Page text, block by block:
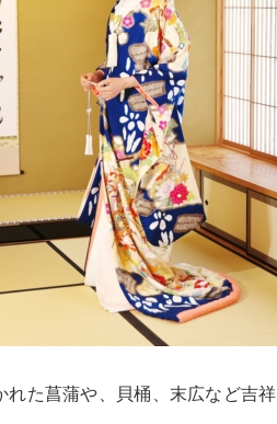
れた菖蒲や、貝桶、末広など吉